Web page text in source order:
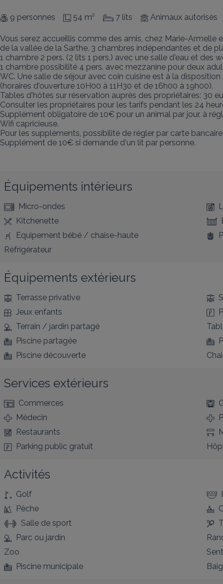
9 personnes 54 m² 7 lits Animaux autorisés
Vous serez accueillis comme des amis, chez Marie-
de la vallée de la Sarthe, 3 chambres indépendantes et de
1 chambre 2 pers. (2 lits 1 pers.) avec une salle d'eau et des
1 chambre possibilité 4 pers. avec mezzanine pour deux
WC. Une salle de séjour avec coin cuisine est à la
(horaires d'ouverture 10H00 à 11H30 et de 16h00 à 19h00).
Tables d'hôtes sur réservation auprès des propriétaires: 30
Consulter les propriétaires pour les tarifs pendant les 24
Supplément obligatoire de 10€ pour un animal par jour, à
Wifi capricieuse.
Pour les suppléments, possibilité de régler par carte
Supplément de 10€ si demande d'un lit par personne.
Équipements intérieurs
Micro-ondes
Kitchenette
Equipement bébé / chaise-haute
Réfrigérateur
Équipements extérieurs
Terrasse privative
Jeux enfants
Terrain / jardin partagé
Piscine partagée
Piscine découverte
Services extérieurs
Commerces
Médecin
Restaurants
Parking public gratuit
Activités
Golf
Pêche
Salle de sport
Parc ou jardin
Zoo
Piscine municipale